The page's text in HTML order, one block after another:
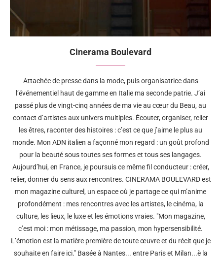
Cinerama Boulevard
Attachée de presse dans la mode, puis organisatrice dans
l’événementiel haut de gamme en Italie ma seconde patrie. J’ai
passé plus de vingt-cinq années de ma vie au cœur du Beau, au
contact d’artistes aux univers multiples. Écouter, organiser, relier
les êtres, raconter des histoires : c’est ce que j’aime le plus au
monde. Mon ADN italien a façonné mon regard : un goût profond
pour la beauté sous toutes ses formes et tous ses langages.
Aujourd’hui, en France, je poursuis ce même fil conducteur : créer,
relier, donner du sens aux rencontres. CINERAMA BOULEVARD est
mon magazine culturel, un espace où je partage ce qui m’anime
profondément : mes rencontres avec les artistes, le cinéma, la
culture, les lieux, le luxe et les émotions vraies. "Mon magazine,
c’est moi : mon métissage, ma passion, mon hypersensibilité.
L’émotion est la matière première de toute œuvre et du récit que je
souhaite en faire ici." Basée à Nantes... entre Paris et Milan...è la